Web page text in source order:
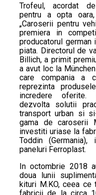
Trofeul, acordat
pentru a opta
„Caroserii pentru
premiera in
producatorul
piata. Directorul de
Billich, a primit
a avut loc la
care compania a
reprezinta
incredere oferite.
dezvolta solutii
transport urban si
gama de caroserii
investiti uriase la
Toddin
paneluri Ferroplast.
In octombrie 2018
doua lunii
kituri M.KO, ceea ce
fabricii de la circa